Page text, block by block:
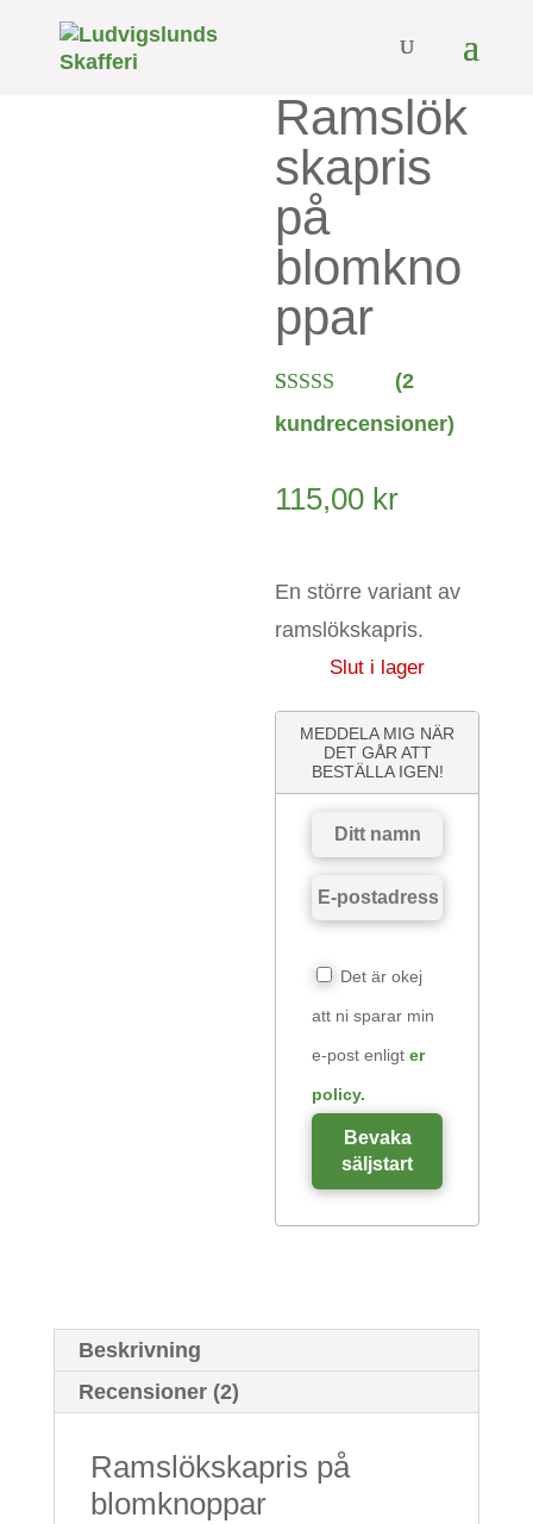
Ramslök
skapris
på
blomkno
ppar
Betygsatt
4.00av 5
2
sioner
(2
kundrecensioner)
115,00 kr
En större variant av
ramslökskapris.
Slut i lager
MEDDELA MIG NÄR
DET GÅR ATT
BESTÄLLA IGEN!
Det är okej
att ni sparar min
e-post enligter
policy.
Bevaka
säljstart
Beskrivning
Recensioner (2)
Ramslökskapris på
blomknoppar